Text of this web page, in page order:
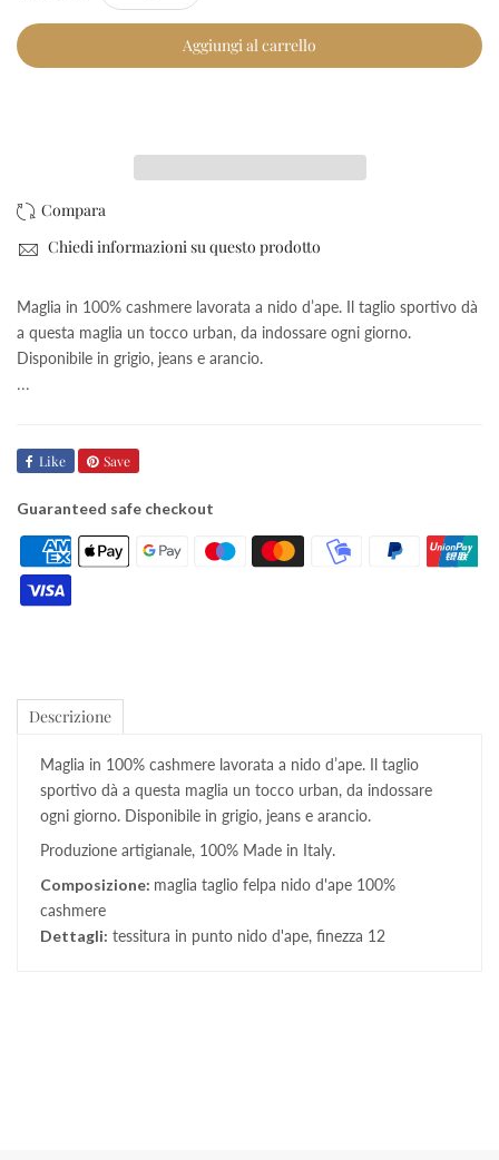
Aggiungi al carrello
Chiedi informazioni su questo prodotto
Maglia in 100% cashmere lavorata a nido d’ape. Il taglio sportivo dà
a questa maglia un tocco urban, da indossare ogni giorno.
Disponibile in grigio, jeans e arancio.
...
Like Save
Guaranteed safe checkout
Descrizione
Maglia in 100% cashmere lavorata a nido d’ape. Il taglio
sportivo dà a questa maglia un tocco urban, da indossare
ogni giorno. Disponibile in grigio, jeans e arancio.
Produzione artigianale, 100% Made in Italy.
Composizione: maglia taglio felpa nido d'ape 100%
cashmere
Dettagli: tessitura in punto nido d'ape, finezza 12